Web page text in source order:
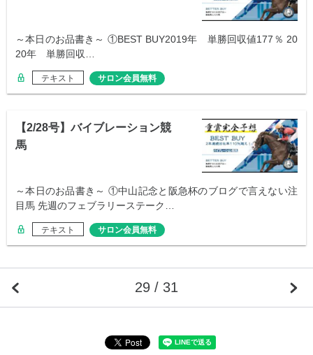
～本日のお品書き～ ①BEST BUY2019年 単勝回収値177％ 20
20年 単勝回収…
テキスト サロン会員無料
【2/28号】バイブレーション競
馬
～本日のお品書き～ ①中山記念と阪急杯のブログで言えない注
目馬 先週のフェブラリーステーク…
テキスト サロン会員無料
29 / 31